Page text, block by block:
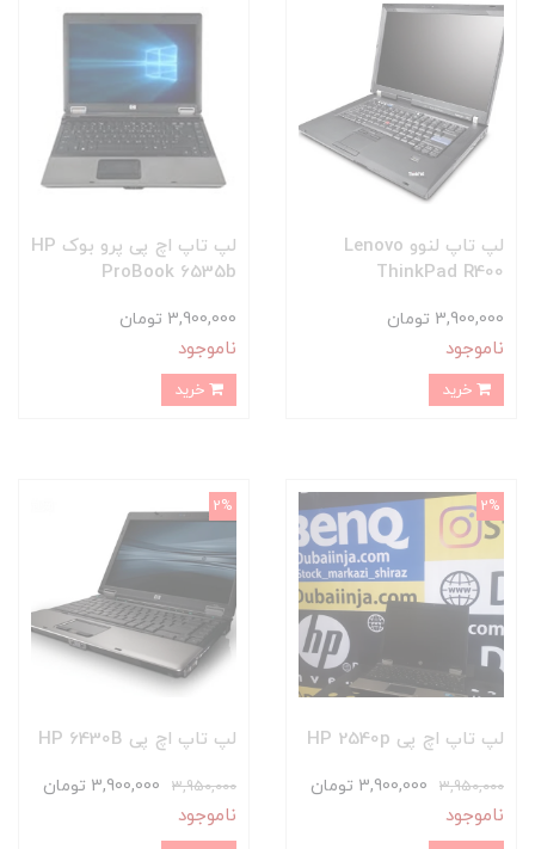
لپ تاپ لنوو Lenovo
ThinkPad R400
3,900,000 تومان
ناموجود
لپ تاپ اچ پی پرو بوک HP
ProBook 6535b
3,900,000 تومان
ناموجود
لپ تاپ اچ پی HP 2540p
3,950,000 3,900,000 تومان
2%
ناموجود
لپ تاپ اچ پی HP 6430B
3,950,000 3,900,000 تومان
2%
ناموجود